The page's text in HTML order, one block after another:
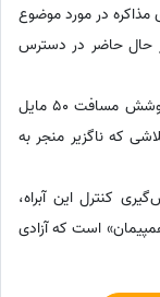
مذاکره در مورد موضوع
حال حاضر در دسترس
پانه‌تا خاطرنشان کرد که کنترل این منطقه نیازمند پوشش مسافت 50 مایل
تلاشی که ناگزیر منجر به
کنترل این آبراه،
است که آزادی